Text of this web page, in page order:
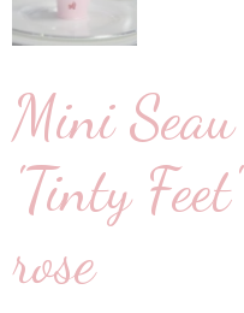
Mini
'Tinty
rose